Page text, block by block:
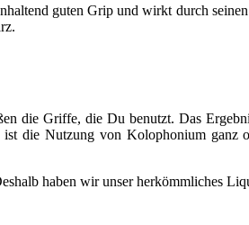
guten Grip und wirkt durch
die Griffe, die Du benutzt. Das
die Nutzung von Kolophonium
haben wir unser herkömmliches